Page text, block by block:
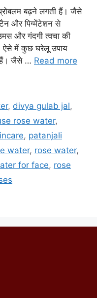
बढ़ने लगती हैं। जैसे
टैन और पिग्मेंटेशन से
और गंदगी त्वचा की
ऐसे में कुछ घरेलू उपाय
हैं। जैसे … Read more
, divya gulab jal,
rose water,
, patanjali
water, rose water,
for face, rose